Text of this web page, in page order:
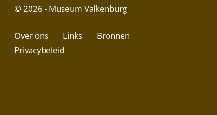
© 2026 - Museum Valkenburg
Over ons Links
Bronnen
Privacybeleid